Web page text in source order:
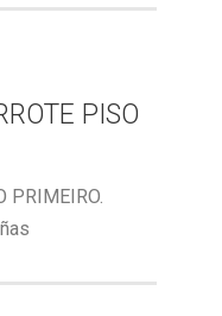
PISO
PRIMEIRO.